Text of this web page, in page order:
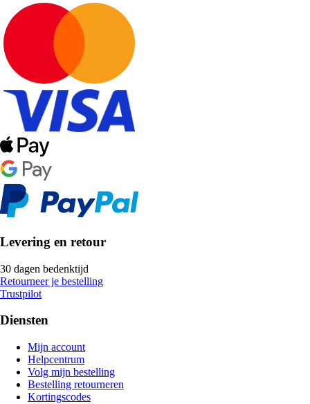
Levering en retour
30 dagen bedenktijd
Retourneer je bestelling
Trustpilot
Diensten
Mijn account
Helpcentrum
Volg mijn bestelling
Bestelling retourneren
Kortingscodes